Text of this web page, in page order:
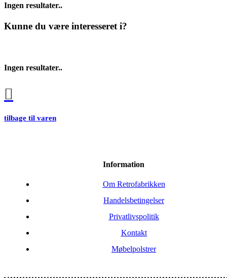
Ingen resultater..
Kunne du være interesseret i?
Ingen resultater..
tilbage til varen
Information
Om Retrofabrikken
Handelsbetingelser
Privatlivspolitik
Kontakt
Møbelpolstrer